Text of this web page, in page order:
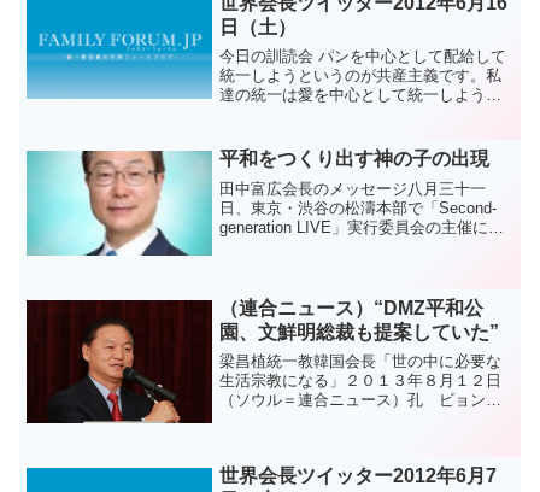
日（土）
今日の訓読会 パンを中心として配給して
統一しようというのが共産主義です。私
達の統一は愛を中心として統一しようと
平和をつくり出す神の子の出現
田中富広会長のメッセージ八月三十一
日、東京・渋谷の松濤本部で「Second-
generation LIVE」実行委員会の主催によ
（連合ニュース）“DMZ平和公
園、文鮮明総裁も提案していた”
梁昌植統一教韓国会長「世の中に必要な
生活宗教になる」２０１３年８月１２日
（ソウル＝連合ニュース）孔 ビョンソ
総裁一周忌歓談会（ソウ...
世界会長ツイッター2012年6月7